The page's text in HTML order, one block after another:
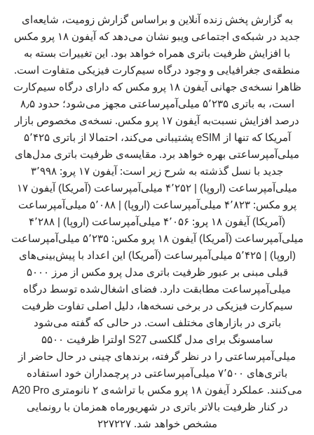
به گزارش پخش زنده آنلاین و براساس گزارش زومیت، شایعه‌ای
جدید در شبکه‌ی اجتماعی ویبو نشان می‌دهد که آیفون ۱۸ پرو مکس
با افزایش ظرفیت باتری همراه خواهد بود. این تغییرات بسته به
منطقه‌ی جغرافیایی و وجود درگاه سیم‌کارت فیزیکی متفاوت است.
ظاهرا نسخه‌ی جهانی آیفون ۱۸ پرو مکس که دارای درگاه سیم‌کارت
است، به باتری ۵٬۲۳۵ میلی‌آمپرساعتی مجهز می‌شود؛ حدود ۸٫۵
درصد افزایش نسبت‌به آیفون ۱۷ پرو مکس. نسخه‌ی مخصوص بازار
آمریکا که تنها از eSIM پشتیبانی می‌کند، احتمالا از باتری ۵٬۴۲۵
میلی‌آمپرساعتی بهره خواهد برد. مقایسه‌ی ظرفیت باتری مدل‌های
جدید با نسل گذشته به شرح زیر است: آیفون ۱۷ پرو: ۳٬۹۹۸
میلی‌آمپرساعت (اروپا) | ۴٬۲۵۲ میلی‌آمپرساعت (آمریکا) آیفون ۱۷
پرو مکس: ۴٬۸۲۳ میلی‌آمپرساعت (اروپا) | ۵٬۰۸۸ میلی‌آمپرساعت
(آمریکا) آیفون ۱۸ پرو: ۴٬۰۵۶ میلی‌آمپرساعت (اروپا) | ۴٬۲۸۸
میلی‌آمپرساعت (آمریکا) آیفون ۱۸ پرو مکس: ۵٬۲۳۵ میلی‌آمپرساعت
(اروپا) | ۵٬۴۲۵ میلی‌آمپرساعت (آمریکا) این اعداد با پیش‌بینی‌های
قبلی مبنی بر عبور ظرفیت باتری مدل پرو مکس از مرز ۵۰۰۰
میلی‌آمپرساعت مطابقت دارد. فضای اشغال‌شده توسط درگاه
سیم‌کارت فیزیکی در برخی نسخه‌ها، دلیل اصلی تفاوت ظرفیت
باتری در بازارهای مختلف است. در حالی که گفته می‌شود
سامسونگ برای مدل گلکسی S27 اولترا ظرفیت ۵۵۰۰
میلی‌آمپرساعتی را در نظر گرفته، برندهای چینی در حال حاضر از
باتری‌های ۷٬۵۰۰ میلی‌آمپرساعتی در پرچمداران خود استفاده
می‌کنند. عملکرد آیفون ۱۸ پرو مکس با تراشه‌ی ۲ نانومتری A20 Pro
در کنار ظرفیت بالاتر باتری در شهریورماه همزمان با رونمایی
مشخص خواهد شد. ۲۲۷۲۲۷